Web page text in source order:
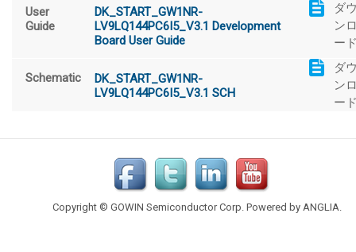
User
Guide
DK_START_GW1NR-
LV9LQ144PC6I5_V3.1 Development
Board User Guide
ダ
ン
ー
Schematic
DK_START_GW1NR-
LV9LQ144PC6I5_V3.1 SCH
ダ
ン
ー
Copyright © GOWIN Semiconductor Corp. Powered by ANGLIA.